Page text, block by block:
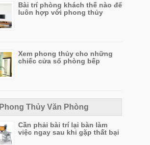
Bài trí phòng khách thế nào để
luôn hợp với phong thủy
Xem phong thủy cho những
chiếc cửa sổ phòng bếp
Phong Thủy Văn Phòng
Cần phải bài trí lại bàn làm
việc ngay sau khi gặp thất bại